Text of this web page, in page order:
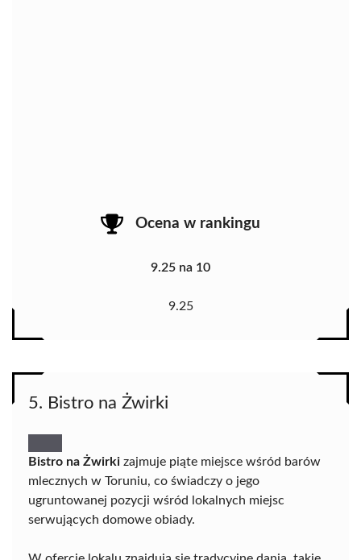
Ocena w rankingu
9.25 na 10
9.25
5. Bistro na Żwirki
Bistro na Żwirki zajmuje piąte miejsce wśród barów
mlecznych w Toruniu, co świadczy o jego
ugruntowanej pozycji wśród lokalnych miejsc
serwujących domowe obiady.